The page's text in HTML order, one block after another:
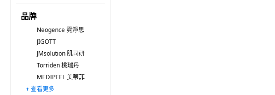
品牌
Neogence 霓淨思
JIGOTT
JMsolution 肌司研
Torriden 桃瑞丹
MEDIPEEL 美蒂菲
MY SCHEMING 我的心機
derma Angel 護妍天使
MENTHOLATUM 曼秀雷敦 Acnes
DERMA LASER
MAYSKIN 優若美
Prreti
HADALABO 肌研
3M Nexcare
NARUKO 牛爾
MIRAE 未來美
MISSHA
LANEIGE 蘭芝
Chuli 初梨
ilso
Biore 蜜妮
+ 查看更多